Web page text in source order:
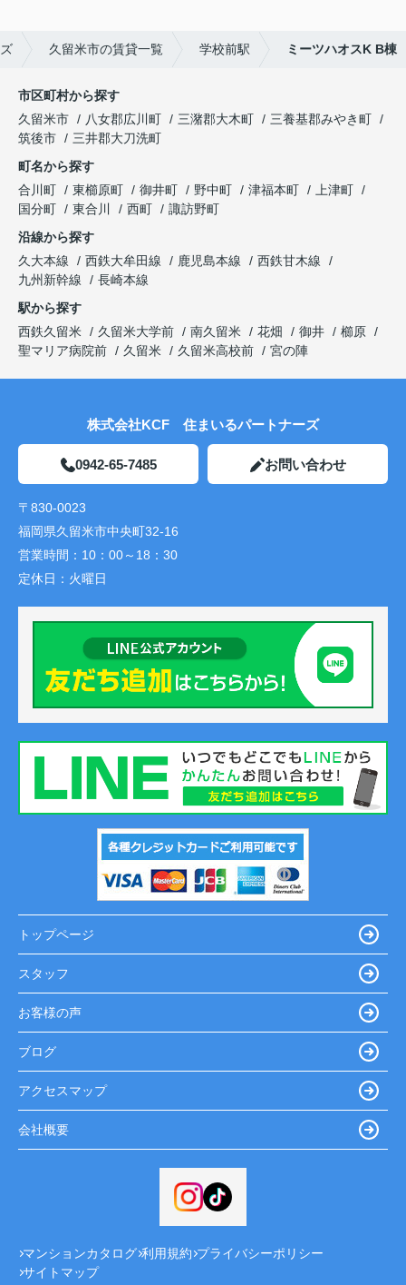
久留米市の賃貸一覧 学校前駅 ミーツハオスK B棟
市区町村から探す
久留米市
八女郡広川町 三潴郡大木町
三養基郡みやき町
筑後市
三井郡大刀洗町
町名から探す
合川町
東櫛原町 御井町 野中町 津福本町
上津町
国分町
東合川 西町
諏訪野町
沿線から探す
久大本線
西鉄大牟田線 鹿児島本線
西鉄甘木線
九州新幹線
長崎本線
駅から探す
西鉄久留米
久留米大学前 南久留米 花畑 御井
櫛原
聖マリア病院前
久留米 久留米高校前 宮の陣
株式会社KCF 住まいるパートナーズ
0942-65-7485 お問い合わせ
〒830-0023
福岡県久留米市中央町32-16
営業時間： 10：00～18：30
定休日： 火曜日
トップページ
スタッフ
お客様の声
ブログ
アクセスマップ
会社概要
マンションカタログ 利用規約 プライバシーポリシー
サイトマップ